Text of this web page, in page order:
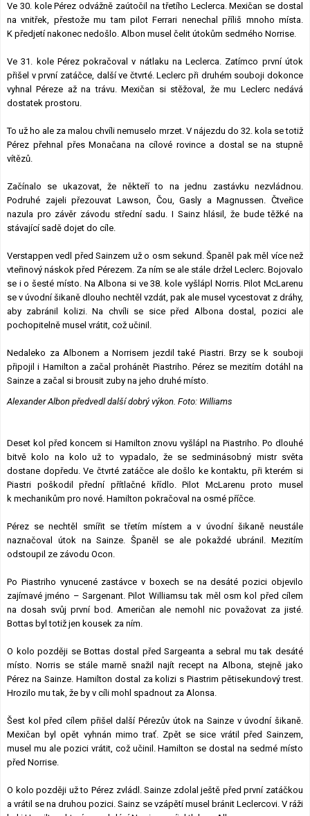
Ve 30. kole Pérez odvážně zaútočil na třetího Leclerca. Mexičan se dostal
na vnitřek, přestože mu tam pilot Ferrari nenechal příliš mnoho místa.
K předjetí nakonec nedošlo. Albon musel čelit útokům sedmého Norrise.
Ve 31. kole Pérez pokračoval v nátlaku na Leclerca. Zatímco první útok
přišel v první zatáčce, další ve čtvrté. Leclerc při druhém souboji dokonce
vyhnal Péreze až na trávu. Mexičan si stěžoval, že mu Leclerc nedává
dostatek prostoru.
To už ho ale za malou chvíli nemuselo mrzet. V nájezdu do 32. kola se totiž
Pérez přehnal přes Monačana na cílové rovince a dostal se na stupně
vítězů.
Začínalo se ukazovat, že někteří to na jednu zastávku nezvládnou.
Podruhé zajeli přezouvat Lawson, Čou, Gasly a Magnussen. Čtveřice
nazula pro závěr závodu střední sadu. I Sainz hlásil, že bude těžké na
stávající sadě dojet do cíle.
Verstappen vedl před Sainzem už o osm sekund. Španěl pak měl více než
vteřinový náskok před Pérezem. Za ním se ale stále držel Leclerc. Bojovalo
se i o šesté místo. Na Albona si ve 38. kole vyšlápl Norris. Pilot McLarenu
se v úvodní šikaně dlouho nechtěl vzdát, pak ale musel vycestovat z dráhy,
aby zabránil kolizi. Na chvíli se sice před Albona dostal, pozici ale
pochopitelně musel vrátit, což učinil.
Nedaleko za Albonem a Norrisem jezdil také Piastri. Brzy se k souboji
připojil i Hamilton a začal prohánět Piastriho. Pérez se mezitím dotáhl na
Sainze a začal si brousit zuby na jeho druhé místo.
Alexander Albon předvedl další dobrý výkon. Foto: Williams
Deset kol před koncem si Hamilton znovu vyšlápl na Piastriho. Po dlouhé
bitvě kolo na kolo už to vypadalo, že se sedminásobný mistr světa
dostane dopředu. Ve čtvrté zatáčce ale došlo ke kontaktu, při kterém si
Piastri poškodil přední přítlačné křídlo. Pilot McLarenu proto musel
k mechanikům pro nové. Hamilton pokračoval na osmé příčce.
Pérez se nechtěl smířit se třetím místem a v úvodní šikaně neustále
naznačoval útok na Sainze. Španěl se ale pokaždé ubránil. Mezitím
odstoupil ze závodu Ocon.
Po Piastriho vynucené zastávce v boxech se na desáté pozici objevilo
zajímavé jméno – Sargenant. Pilot Williamsu tak měl osm kol před cílem
na dosah svůj první bod. Američan ale nemohl nic považovat za jisté.
Bottas byl totiž jen kousek za ním.
O kolo později se Bottas dostal před Sargeanta a sebral mu tak desáté
místo. Norris se stále marně snažil najít recept na Albona, stejně jako
Pérez na Sainze. Hamilton dostal za kolizi s Piastrim pětisekundový trest.
Hrozilo mu tak, že by v cíli mohl spadnout za Alonsa.
Šest kol před cílem přišel další Pérezův útok na Sainze v úvodní šikaně.
Mexičan byl opět vyhnán mimo trať. Zpět se sice vrátil před Sainzem,
musel mu ale pozici vrátit, což učinil. Hamilton se dostal na sedmé místo
před Norrise.
O kolo později už to Pérez zvládl. Sainze zdolal ještě před první zatáčkou
a vrátil se na druhou pozici. Sainz se vzápětí musel bránit Leclercovi. V ráži